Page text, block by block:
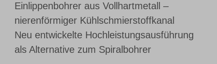
Einlippenbohrer aus Vollhartmetall –
nierenförmiger Kühlschmierstoffkanal
Neu entwickelte Hochleistungsausführung
als Alternative zum Spiralbohrer